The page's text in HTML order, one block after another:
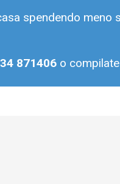
spendendo meno
871406 o